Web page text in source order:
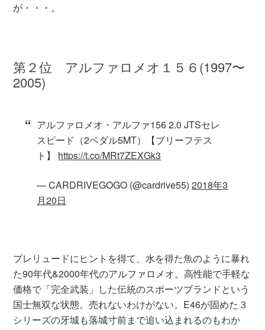
が・・・。
第２位 アルファロメオ１５６(1997〜
2005)
アルファロメオ・アルファ156 2.0 JTSセレ
スピード（2ペダル5MT）【ブリーフテス
ト】 https://t.co/MRt7ZEXGk3
— CARDRIVEGOGO (@cardrive55)2018年3
月20日
プレリュードにヒントを得て、水を得た魚のように暴れ
た90年代&2000年代のアルファロメオ。高性能で手軽な
価格で「完全武装」した伝統のスポーツブランドという
国士無双な状態。売れないわけがない。E46が固めた３
シリーズの牙城も落城寸前まで追い込まれるのもわか